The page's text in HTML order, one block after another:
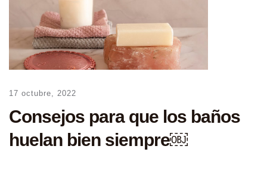
17 octubre, 2022
Consejos para que los baños
huelan bien siempre￼